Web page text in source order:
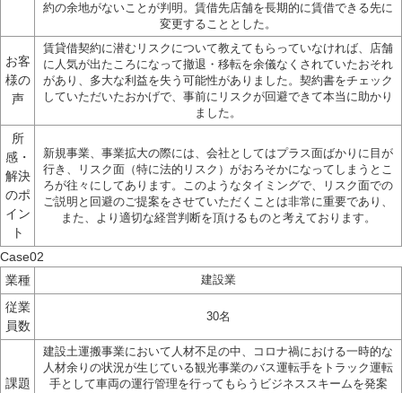
約の余地がないことが判明。賃借先店舗を長期的に賃借できる先に
変更することとした。
お客
様の
声
賃貸借契約に潜むリスクについて教えてもらっていなければ、店舗
に人気が出たころになって撤退・移転を余儀なくされていたおそれ
があり、多大な利益を失う可能性がありました。契約書をチェック
していただいたおかげで、事前にリスクが回避できて本当に助かり
ました。
所
感・
解決
のポ
イン
ト
新規事業、事業拡大の際には、会社としてはプラス面ばかりに目が
行き、リスク面（特に法的リスク）がおろそかになってしまうとこ
ろが往々にしてありま す。このようなタイミングで、リスク面での
ご説明と回避のご提案をさせていただくことは非常に重要であり、
また、より適切な経営判断を頂けるものと考えております。
Case02
業種
建設業
従業
員数
30名
課題
建設土運搬事業において人材不足の中、コロナ禍における一時的な
人材余りの状況が生じている観光事業のバス運転手をトラック運転
手として車両の運行管理を行ってもらうビジネススキームを発案